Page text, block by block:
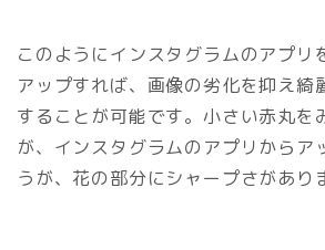
このようにインスタグラムのアプリ
アップすれば、画像の劣化を抑え綺
することが可能です。小さい赤丸を
が、インスタグラムのアプリからア
うが、花の部分にシャープさがあり